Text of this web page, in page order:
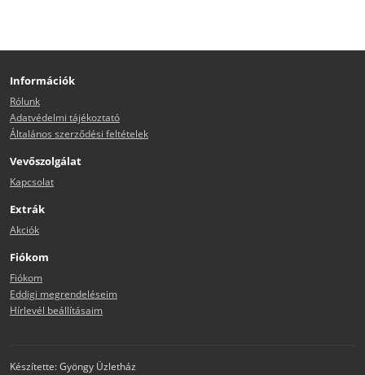
Információk
Rólunk
Adatvédelmi tájékoztató
Általános szerződési feltételek
Vevőszolgálat
Kapcsolat
Extrák
Akciók
Fiókom
Fiókom
Eddigi megrendeléseim
Hírlevél beállításaim
Készítette: Gyöngy Üzletház